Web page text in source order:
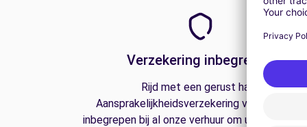
Verzekering inbegrepen
Rijd met een gerust hart.
Aansprakelijkheidsverzekering van derden is
inbegrepen bij al onze verhuur om u op de